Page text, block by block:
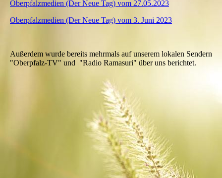
Oberpfalzmedien (Der Neue Tag) vom 27.05.2023
Oberpfalzmedien (Der Neue Tag) vom 3. Juni 2023
Außerdem wurde bereits mehrmals auf unserem lokalen Sendern
"Oberpfalz-TV" und "Radio Ramasuri" über uns berichtet.